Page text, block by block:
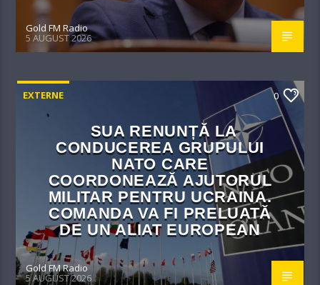
Gold FM Radio
5 AUGUST 2026
EXTERNE 0
SUA RENUNȚĂ LA
CONDUCEREA GRUPULUI
NATO CARE
COORDONEAZĂ AJUTORUL
MILITAR PENTRU UCRAINA.
COMANDA VA FI PRELUATĂ
DE UN ALIAT EUROPEAN
Gold FM Radio
5 AUGUST 2026